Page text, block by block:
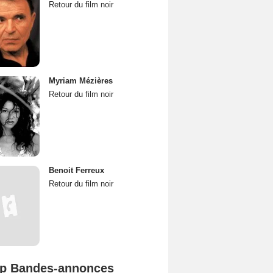
Retour du film noir
Myriam Mézières
Retour du film noir
Benoit Ferreux
Retour du film noir
Bandes-annonces